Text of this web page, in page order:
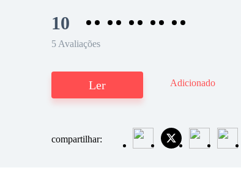
10
5 Avaliações
Ler Adicionado
compartilhar: